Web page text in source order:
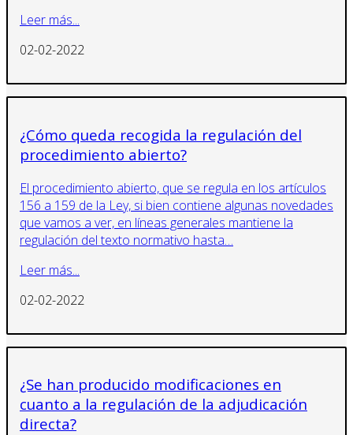
Leer más...
02-02-2022
¿Cómo queda recogida la regulación del
procedimiento abierto?
El procedimiento abierto, que se regula en los artículos
156 a 159 de la Ley, si bien contiene algunas novedades
que vamos a ver, en líneas generales mantiene la
regulación del texto normativo hasta…
Leer más...
02-02-2022
¿Se han producido modificaciones en
cuanto a la regulación de la adjudicación
directa?